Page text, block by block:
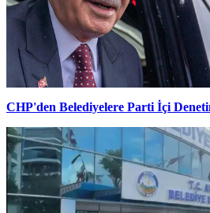
CHP'den Belediyelere Parti İçi